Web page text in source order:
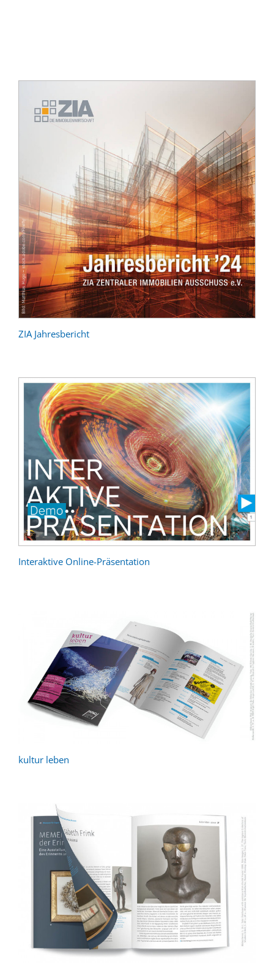
ZIA Jahresbericht
Interaktive Online-Präsentation
kultur leben